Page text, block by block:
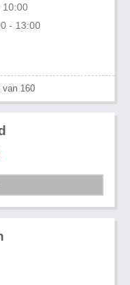
10:00
- 13:00
160